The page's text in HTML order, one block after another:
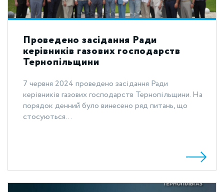
Проведено засідання Ради
керівників газових господарств
Тернопільщини
7 червня 2024 проведено засідання Ради
керівників газових господарств Тернопільщини. На
порядок денний було винесено ряд питань, що
стосуються...